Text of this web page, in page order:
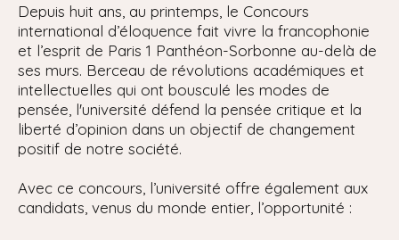
Depuis huit ans, au printemps, le Concours
international d’éloquence fait vivre la francophonie
et l’esprit de Paris 1 Panthéon-Sorbonne au-delà de
ses murs. Berceau de révolutions académiques et
intellectuelles qui ont bousculé les modes de
pensée, l'université défend la pensée critique et la
liberté d’opinion dans un objectif de changement
positif de notre société.
Avec ce concours, l’université offre également aux
candidats, venus du monde entier, l’opportunité :